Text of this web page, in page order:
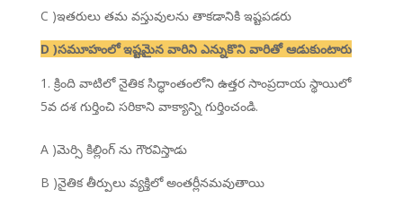
C )ఇతరులు తమ వస్తువులను తాకడానికి ఇష్టపడరు
D )సమూహంలో ఇష్టమైన వారిని ఎన్నుకొని వారితో ఆడుకుంటారు
క్రింది వాటిలో నైతిక సిద్ధాంతంలోని ఉత్తర సాంప్రదాయ స్థాయిలో
5వ దశ గుర్తించి సరికాని వాక్యాన్ని గుర్తించండి.
A )మెర్సి కిల్లింగ్ ను గౌరవిస్తాడు
B )నైతిక తీర్పులు వ్యక్తిలో అంతర్లీనమవుతాయి